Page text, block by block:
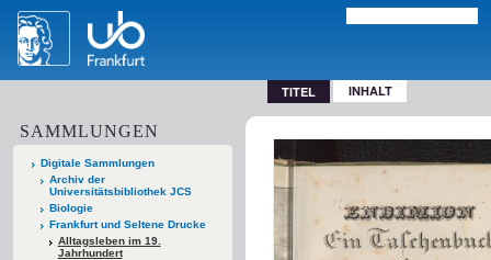
TITEL INHALT
SAMMLUNGEN
Digitale Sammlungen
Archiv der
Universitätsbibliothek JCS
Biologie
Frankfurt und Seltene Drucke
Alltagsleben im 19.
Jahrhundert